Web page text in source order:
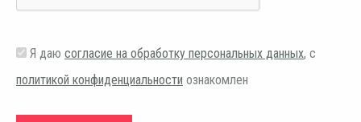
Я даю согласие на обработку персональных данных, с
политикой конфиденциальности ознакомлен